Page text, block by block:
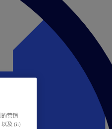
的营销
以及 (ii)